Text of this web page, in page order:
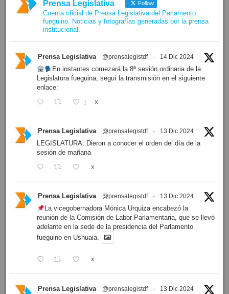
Prensa Legislativa Follow
Cuenta oficial de Prensa Legislativa del Parlamento
fueguino. Noticias y fotografías generadas por la prensa
institucional.
Prensa Legislativa @prensalegistdf · 14 Dic 2024
En instantes comezará la 8ª sesión ordinaria de la
Legislatura fueguina, seguí la transmisión en el siguiente
enlace:
1 X
Prensa Legislativa @prensalegistdf · 13 Dic 2024
LEGISLATURA: Dieron a conocer el orden del día de la
sesión de mañana
X
Prensa Legislativa @prensalegistdf · 13 Dic 2024
La vicegobernadora Mónica Urquiza encabezó la
reunión de la Comisión de Labor Parlamentaria, que se llevó
adelante en la sede de la presidencia del Parlamento
fueguino en Ushuaia.
X
Prensa Legislativa @prensalegistdf · 13 Dic 2024